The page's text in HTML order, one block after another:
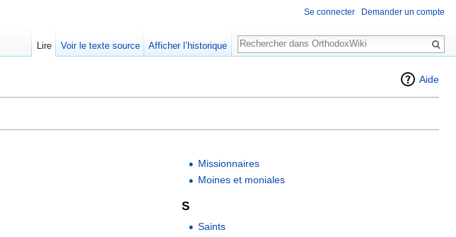
Aide
Missionnaires
Moines et moniales
S
Saints
Se connecter Demander un compte
Lire Voir le texte source Afficher l’historique
Rechercher